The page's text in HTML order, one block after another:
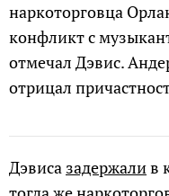
наркоторговца
конфликт с
отмечал Дэвис.
отрицал
Дэвиса задержалив